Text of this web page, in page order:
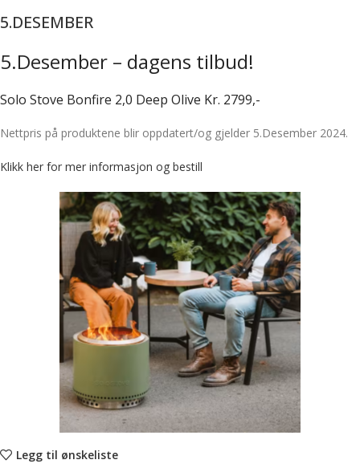
5.DESEMBER
5.Desember – dagens tilbud!
Solo Stove Bonfire 2,0 Deep Olive Kr. 2799,-
Nettpris på produktene blir oppdatert/og gjelder 5.Desember 2024.
Klikk her for mer informasjon og bestill
Legg til ønskeliste